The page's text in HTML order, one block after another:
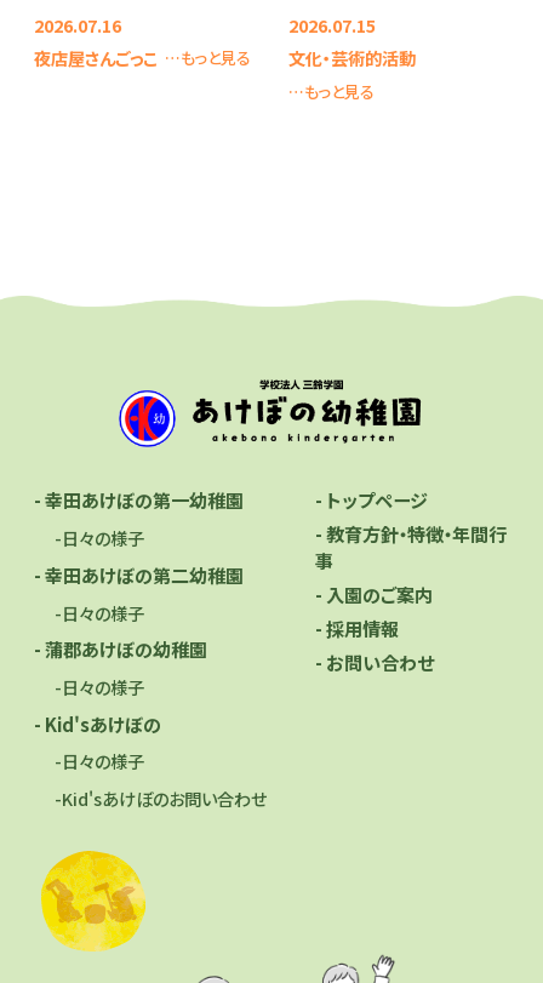
2026.07.16
夜店屋さんごっこ …もっと見る
2026.07.15
文化・芸術的活動
…もっと見る
- 幸田あけぼの第一幼稚園
-日々の様子
- 幸田あけぼの第二幼稚園
-日々の様子
- 蒲郡あけぼの幼稚園
-日々の様子
- Kid'sあけぼの
-日々の様子
-Kid'sあけぼのお問い合わせ
- トップページ
- 教育方針・特徴・年間行
事
- 入園のご案内
- 採用情報
- お問い合わせ